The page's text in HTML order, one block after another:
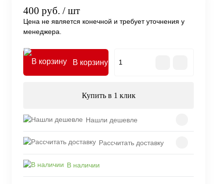
400 руб. / шт
Цена не является конечной и требует уточнения у
менеджера.
В корзину
Купить в 1 клик
Нашли дешевле
Рассчитать доставку
В наличии